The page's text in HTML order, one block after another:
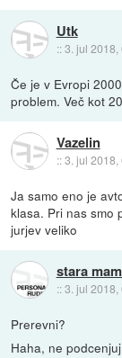
Utk
::3. jul 2018,
Če je v Evropi
problem. Več kot
Vazelin
::3. jul 2018,
Ja samo eno je
klasa. Pri nas smo
jurjev veliko
stara
::3. jul 2018,
Prerevni?
Haha, ne